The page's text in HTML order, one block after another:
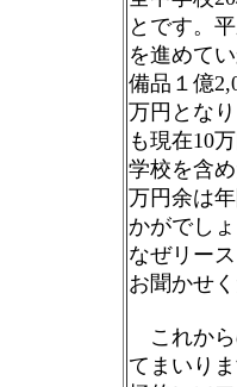
とです。
を進めて
備品１億
万円とな
も現在10
学校を含
万円余は
かがでし
なぜリー
お聞かせく
これから
てまいり